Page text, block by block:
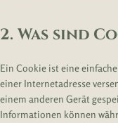
2. Was sind
Ein Cookie ist eine
einer Internetadresse
einem anderen Gerät
Informationen können